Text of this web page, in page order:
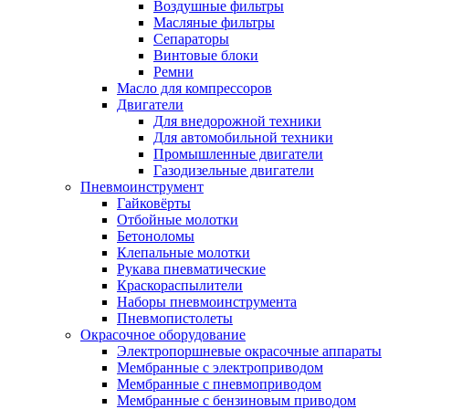
Воздушные фильтры
Масляные фильтры
Сепараторы
Винтовые блоки
Ремни
Масло для компрессоров
Двигатели
Для внедорожной техники
Для автомобильной техники
Промышленные двигатели
Газодизельные двигатели
Пневмоинструмент
Гайковёрты
Отбойные молотки
Бетоноломы
Клепальные молотки
Рукава пневматические
Краскораспылители
Наборы пневмоинструмента
Пневмопистолеты
Окрасочное оборудование
Электропоршневые окрасочные аппараты
Мембранные с электроприводом
Мембранные с пневмоприводом
Мембранные с бензиновым приводом